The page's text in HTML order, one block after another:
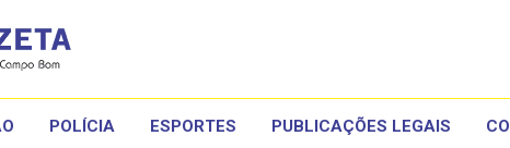
POLÍCIA ESPORTES PUBLICAÇÕES LEGAIS